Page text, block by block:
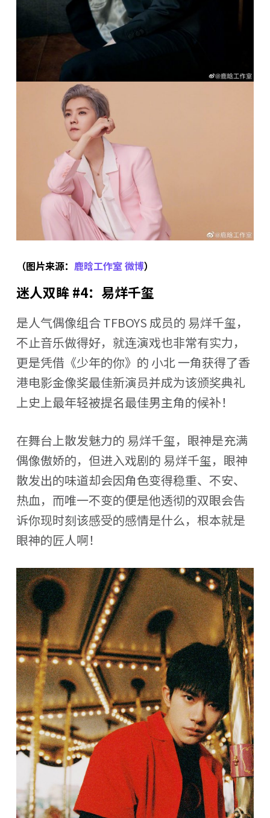
（图片来源： 鹿晗工作室 微博）
迷人双眸 #4：易烊千玺
是人气偶像组合 TFBOYS 成员的 易烊千玺，
不止音乐做得好，就连演戏也非常有实力，
更是凭借《少年的你》的 小北 一角获得了香
港电影金像奖最佳新演员并成为该颁奖典礼
上史上最年轻被提名最佳男主角的候补！
在舞台上散发魅力的 易烊千玺，眼神是充满
偶像傲娇的，但进入戏剧的 易烊千玺，眼神
散发出的味道却会因角色变得稳重、不安、
热血，而唯一不变的便是他透彻的双眼会告
诉你现时刻该感受的感情是什么，根本就是
眼神的匠人啊！